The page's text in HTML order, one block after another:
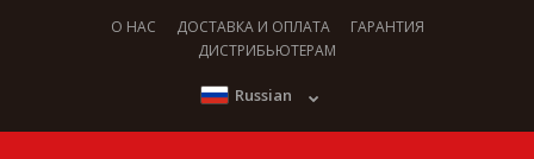
О НАС ДОСТАВКА И ОПЛАТА
ГАРАНТИЯ
ДИСТРИБЬЮТЕРАМ
Russian